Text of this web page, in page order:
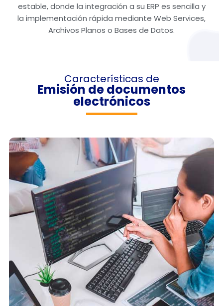
estable, donde la integración a su ERP es sencilla y
la implementación rápida mediante Web Services,
Archivos Planos o Bases de Datos.
Características de
Emisión de documentos
electrónicos